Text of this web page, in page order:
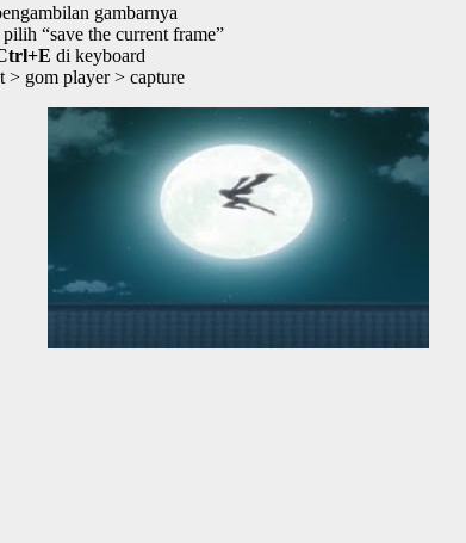
gambarnya
“save the current frame”
di keyboard
> gom player > capture